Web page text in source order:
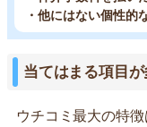
・他にはない個性的
当てはまる項目
ウチコミ最大の特